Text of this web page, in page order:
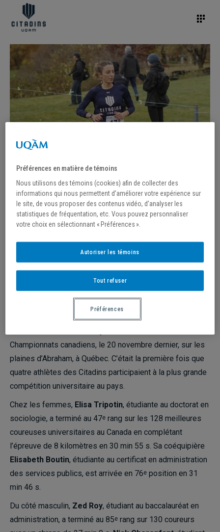
2 décembre 2021
FIN DE SAISON
Par Jean-François Ducharme,Actualités UQAM
Championnats canadiens, le 20 novembre dernier, sur les
plaines d’Abraham, à Québec. C’était la première fois que
quatre athlètes des Citadins participaient à la plus grande
compétition universitaire au pays.
Chez les femmes, Elisa Tripotin, étudiante au doctorat en
sociologie, a terminé au 47e rang sur les 128 meilleures
coureuses universitaires au Canada en complétant
l’épreuve de 8 kilomètres en 30 min 55 s. Sa coéquipière
Elisabeth Boutin, étudiante au certificat en administration
des services publics, est arrivée en 76e position en 31
min 46 s.
Du côté masculin, Zed Roy, étudiant au baccalauréat en
administration, a terminé au 85e rang sur 130 coureurs
Préférences en matière de témoins
Nous utilisons des témoins (cookies) afin de collecter des
informations qui nous permettent d’améliorer votre expérience sur
le site, de vous proposer des contenus vidéo, d’analyser les
statistiques de fréquentation, etc. Vous pouvez personnaliser
votre choix en sélectionnant « Préférences ».
Tout refuser
Autoriser les témoins
Préférences